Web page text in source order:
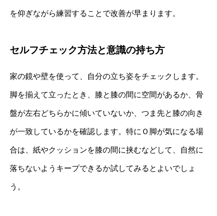
を仰ぎながら練習することで改善が早まります。
セルフチェック方法と意識の持ち方
家の鏡や壁を使って、自分の立ち姿をチェックします。
脚を揃えて立ったとき、膝と膝の間に空間があるか、骨
盤が左右どちらかに傾いていないか、つま先と膝の向き
が一致しているかを確認します。特にＯ脚が気になる場
合は、紙やクッションを膝の間に挟むなどして、自然に
落ちないようキープできるか試してみるとよいでしょ
う。